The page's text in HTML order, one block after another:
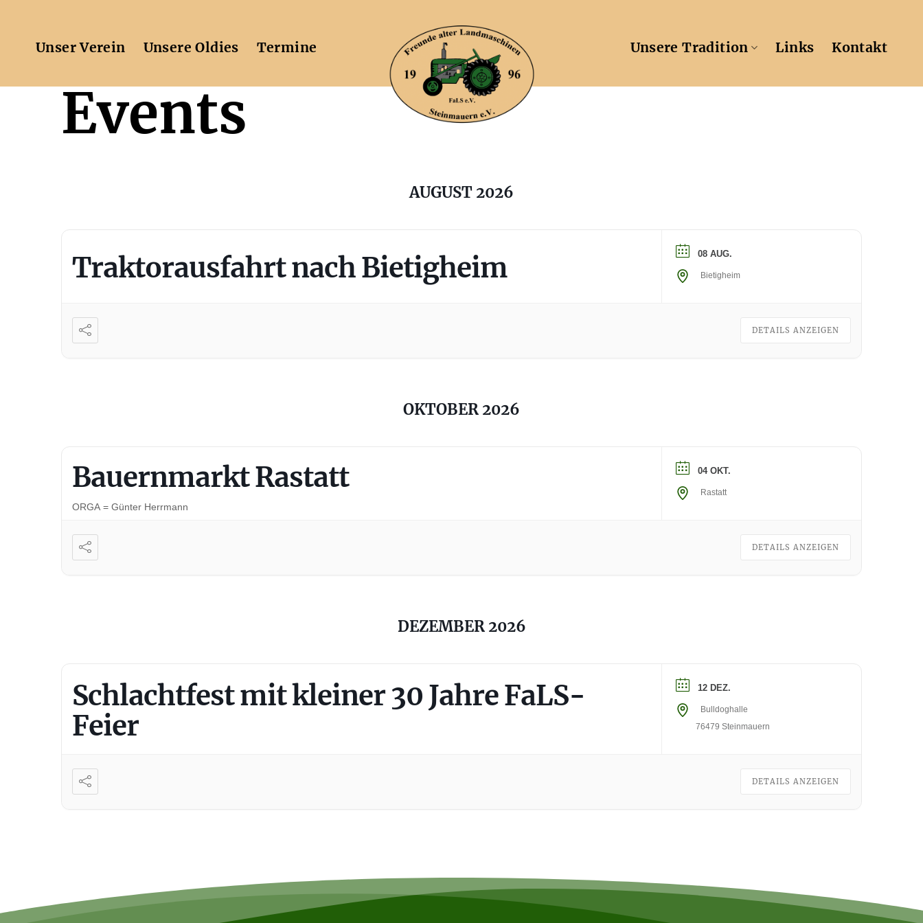
springenUnser Verein Unsere Oldies Termine Unsere Tradition Links Kontakt
Events
AUGUST 2026
Traktorausfahrt nach Bietigheim 08 AUG.
Bietigheim
DETAILS ANZEIGEN
OKTOBER 2026
Bauernmarkt Rastatt
ORGA = Günter Herrmann
04 OKT.
Rastatt
DETAILS ANZEIGEN
DEZEMBER 2026
Schlachtfest mit kleiner 30 Jahre FaLS-
Feier
12 DEZ.
Bulldoghalle
76479 Steinmauern
DETAILS ANZEIGEN